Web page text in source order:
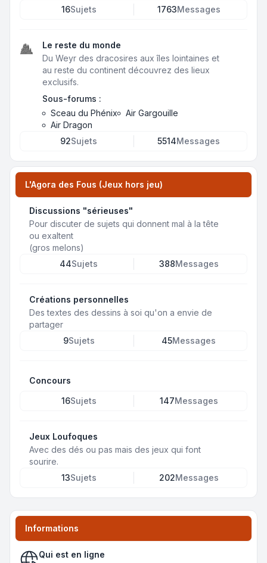
16Sujets 1763Messages
Le reste du monde
Du Weyr des dracosires aux îles lointaines et
au reste du continent découvrez des lieux
exclusifs.
Sous-forums :
Sceau du Phénix
Air Gargouille
Air Dragon
92Sujets 5514Messages
L'Agora des Fous (Jeux hors jeu)
Discussions "sérieuses"
Pour discuter de sujets qui donnent mal à la tête
ou exaltent
(gros melons)
44Sujets 388Messages
Créations personnelles
Des textes des dessins à soi qu'on a envie de
partager
9Sujets 45Messages
Concours
16Sujets 147Messages
Jeux Loufoques
Avec des dés ou pas mais des jeux qui font
sourire.
13Sujets 202Messages
Informations
Qui est en ligne